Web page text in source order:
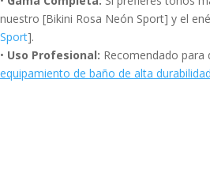
nuestro [Bikini Rosa Neón Sport] y el
Sport].
• Uso Profesional: Recomendado para
equipamiento de baño de alta durabilidad